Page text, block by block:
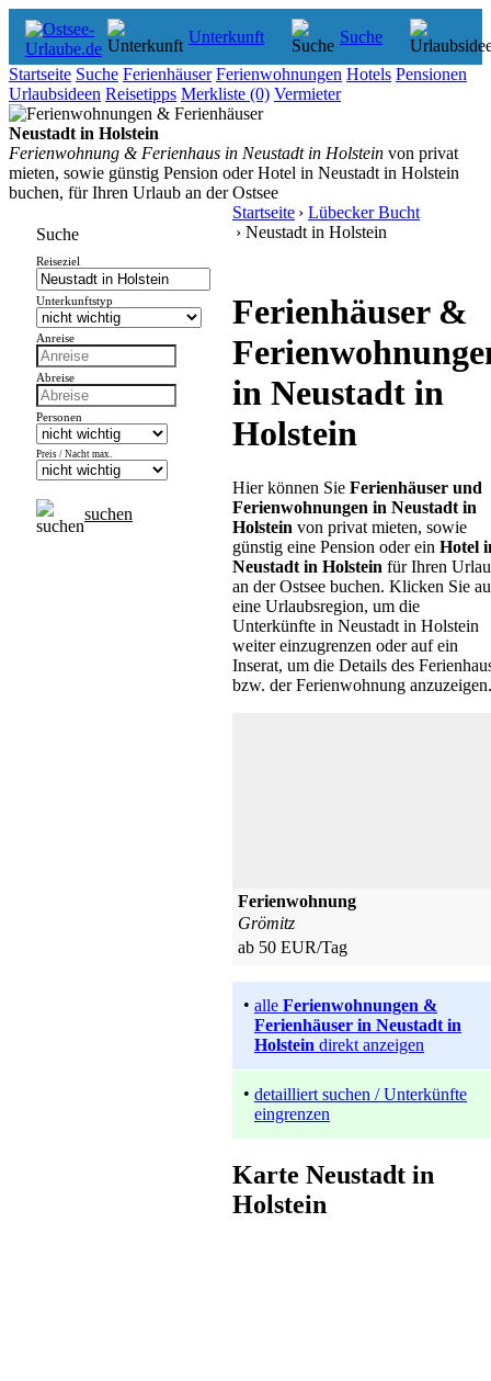
Unterkunft Suche
Startseite Suche Ferienhäuser Ferienwohnungen Hotels Pensionen
Urlaubsideen Reisetipps Merkliste (0) Vermieter
Neustadt in Holstein
Ferienwohnung & Ferienhaus in Neustadt in Holstein von privat
mieten, sowie günstig Pension oder Hotel in Neustadt in Holstein
buchen, für Ihren Urlaub an der Ostsee
Suche
Reiseziel
Unterkunftstyp
Anreise
Abreise
Personen
Preis / Nacht max.
suchen
Startseite › Lübecker Bucht
› Neustadt in Holstein
Ferienhäuser &
in Neustadt in
Holstein
Hier können Sie Ferienhäuser und
Ferienwohnungen in Neustadt in
Holstein von privat mieten, sowie
günstig eine Pension oder ein Hotel
Neustadt in Holstein für Ihren
an der Ostsee buchen. Klicken Sie
eine Urlaubsregion, um die
Unterkünfte in Neustadt in Holstein
weiter einzugrenzen oder auf ein
Inserat, um die Details des
bzw. der Ferienwohnung anzuzeigen.
Ferienwohnung
Grömitz
ab 50 EUR/Tag
Grömitz
ab 65 EUR/Tag
• alle Ferienwohnungen &
Ferienhäuser in Neustadt in
Holstein direkt anzeigen
• detailliert suchen / Unterkünfte
eingrenzen
Karte Neustadt in
Holstein